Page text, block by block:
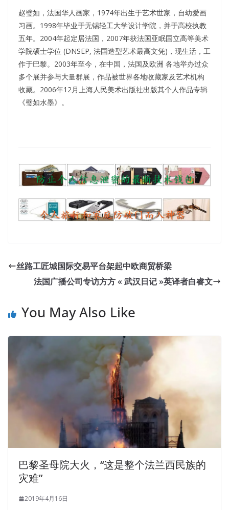
赵璧如，法国华人画家，1974年出生于艺术世家，自幼爱画
习画。1998年毕业于无锡轻工大学设计学院，并于高校执教
五年。2004年起定居法国，2007年获法国亚眠国立高等美术
学院硕士学位 (DNSEP, 法国造型艺术最高文凭)，现生活，工
作于巴黎。2003年至今，在中国，法国及欧洲 各地举办过众
多个展并参与大量群展，作品被世界各地收藏家及艺术机构
收藏。2006年12月上海人民美术出版社出版其个人作品专辑
《璧如水墨》。
丝路工匠城国际交易平台架起中欧商贸桥梁
法国广播公司专访方方 « 武汉日记 »英译者白睿文
You May Also Like
巴黎圣母院大火，“这是整个法兰西民族的
灾难”
2019年4月16日